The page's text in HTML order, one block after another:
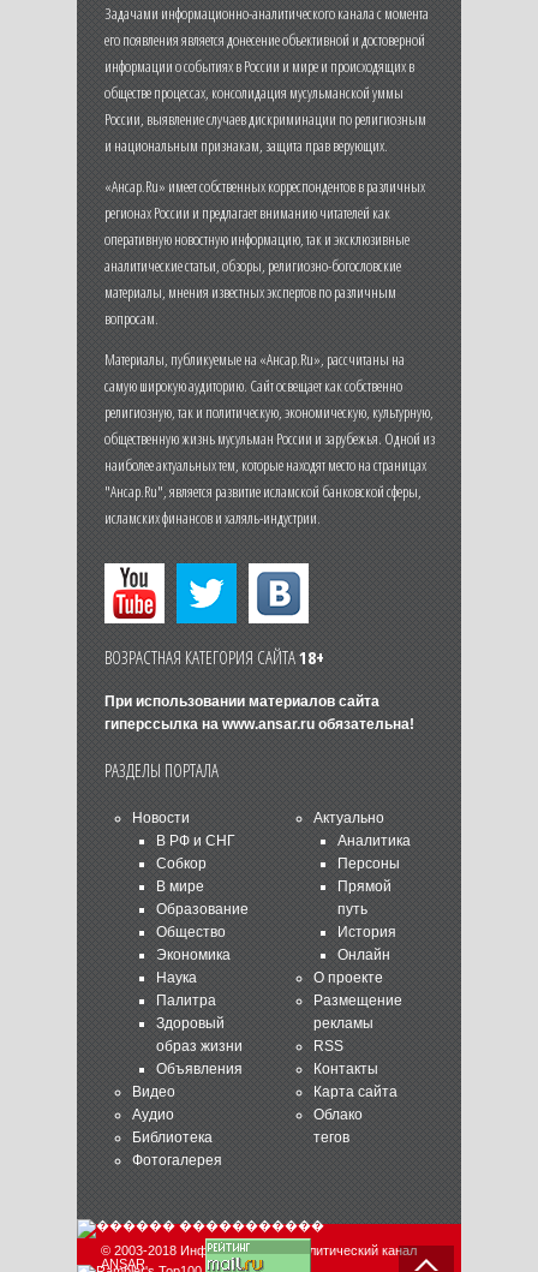
Задачами информационно-аналитического канала с момента
его появления является донесение объективной и достоверной
информации о событиях в России и мире и происходящих в
обществе процессах, консолидация мусульманской уммы
России, выявление случаев дискриминации по религиозным
и национальным признакам, защита прав верующих.
«Ансар.Ru» имеет собственных корреспондентов в различных
регионах России и предлагает вниманию читателей как
оперативную новостную информацию, так и эксклюзивные
аналитические статьи, обзоры, религиозно-богословские
материалы, мнения известных экспертов по различным
вопросам.
Материалы, публикуемые на «Ансар.Ru», рассчитаны на
самую широкую аудиторию. Сайт освещает как собственно
религиозную, так и политическую, экономическую, культурную,
общественную жизнь мусульман России и зарубежья. Одной из
наиболее актуальных тем, которые находят место на страницах
"Ансар.Ru", является развитие исламской банковской сферы,
исламских финансов и халяль-индустрии.
ВОЗРАСТНАЯ КАТЕГОРИЯ САЙТА18+
При использовании материалов сайта
гиперссылка на www.ansar.ruобязательна!
РАЗДЕЛЫ ПОРТАЛА
Новости
В РФ и СНГ
Собкор
В мире
Образование
Общество
Экономика
Наука
Палитра
Здоровый
образ жизни
Объявления
Видео
Аудио
Библиотека
Фотогалерея
Актуально
Аналитика
Персоны
Прямой
путь
История
Онлайн
О проекте
Размещение
рекламы
RSS
Контакты
Карта сайта
Облако
тегов
© 2003-2018 Информационно-аналитический канал
ANSAR